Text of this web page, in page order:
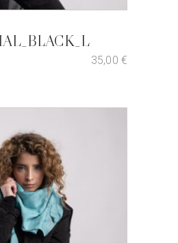
35,00 €